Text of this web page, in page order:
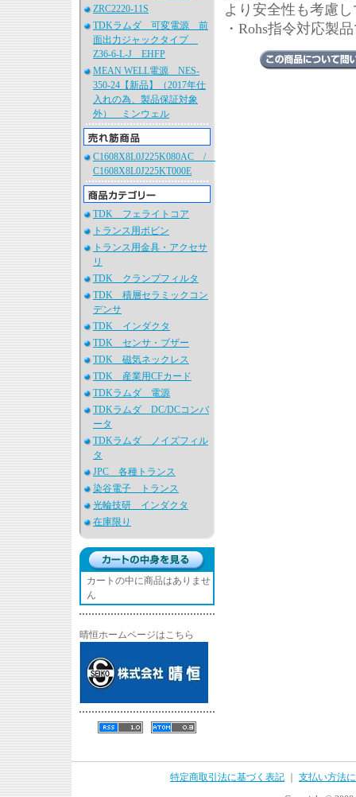
ZRC2220-11S
TDKラムダ 可変電源 前
面出力ジャックタイプ
Z36-6-L-J EHFP
MEAN WELL電源 NES-
350-24【新品】（2017年仕
入れの為、製品保証対象
外） ミンウェル
C1608X8L0J225K080AC /
C1608X8L0J225KT000E
TDK フェライトコア
トランス用ボビン
トランス用金具・アクセサ
リ
TDK クランプフィルタ
TDK 積層セラミックコン
デンサ
TDK インダクタ
TDK センサ・ブザー
TDK 磁気ネックレス
TDK 産業用CFカード
TDKラムダ 電源
TDKラムダ DC/DCコンバ
ータ
TDKラムダ ノイズフィル
タ
JPC 各種トランス
染谷電子 トランス
光輪技研 インダクタ
在庫限り
カートの中に商品はありませ
ん
晴恒ホームページはこちら
より安全性も考慮
・Rohs指令対応製
特定商取引法に基づく表記
支払い方法